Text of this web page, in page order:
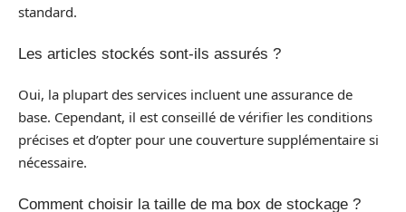
standard.
Les articles stockés sont-ils assurés ?
Oui, la plupart des services incluent une assurance de
base. Cependant, il est conseillé de vérifier les conditions
précises et d’opter pour une couverture supplémentaire si
nécessaire.
Comment choisir la taille de ma box de stockage ?